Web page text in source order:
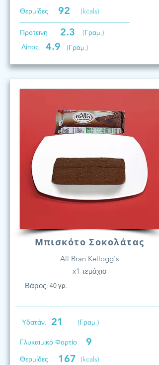
Θερμίδες 92 (kcals)
Προτεινη 2.3
(Γραμ.)
Λίπος
4.9 (Γραμ.)
Μπισκότο Σοκολάτας
All Bran Kellogg's
x1 τεμάχιο
Βάρος: 40 γρ.
Υδατάν. 21 (Γραμ.)
Γλυκαιμικό Φορτίο 9
Θερμίδες 167 (kcals)